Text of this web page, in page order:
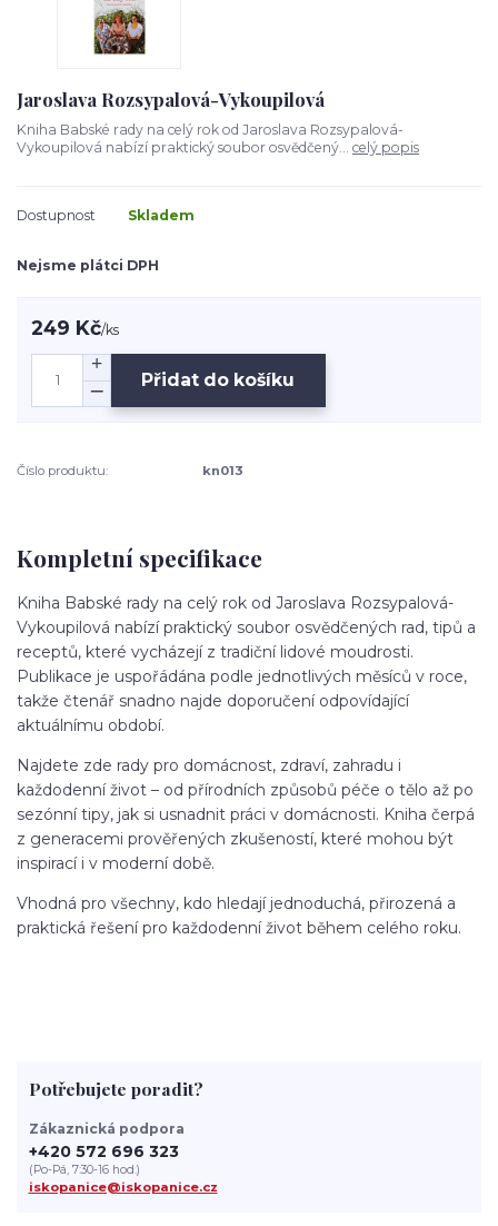
Jaroslava Rozsypalová-Vykoupilová
Kniha Babské rady na celý rok od Jaroslava Rozsypalová-
Vykoupilová nabízí praktický soubor osvědčený... celý popis
Dostupnost Skladem
Nejsme plátci DPH
249 Kč/ks
Přidat do košíku
Číslo produktu: kn013
Kompletní specifikace
Kniha Babské rady na celý rok od Jaroslava Rozsypalová-
Vykoupilová nabízí praktický soubor osvědčených rad, tipů a
receptů, které vycházejí z tradiční lidové moudrosti.
Publikace je uspořádána podle jednotlivých měsíců v roce,
takže čtenář snadno najde doporučení odpovídající
aktuálnímu období.
Najdete zde rady pro domácnost, zdraví, zahradu i
každodenní život – od přírodních způsobů péče o tělo až po
sezónní tipy, jak si usnadnit práci v domácnosti. Kniha čerpá
z generacemi prověřených zkušeností, které mohou být
inspirací i v moderní době.
Vhodná pro všechny, kdo hledají jednoduchá, přirozená a
praktická řešení pro každodenní život během celého roku.
Potřebujete poradit?
Zákaznická podpora
+420 572 696 323
(Po-Pá, 7:30-16 hod.)
iskopanice@iskopanice.cz